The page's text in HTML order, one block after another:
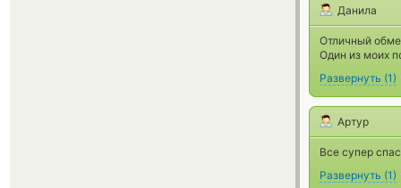
Данила
Отличный
Один из моих
Развернуть (1)
Артур
Все супер
Развернуть (1)